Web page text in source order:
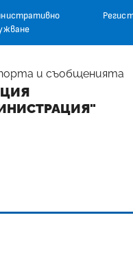
и съобщенията